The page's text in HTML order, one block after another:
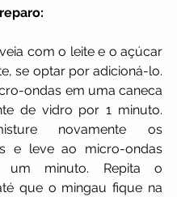
com o leite e o açúcar
se optar por adicioná-lo.
ondas em uma caneca
de vidro por 1 minuto.
novamente os
e leve ao micro-ondas
um minuto. Repita o
que o mingau fique na